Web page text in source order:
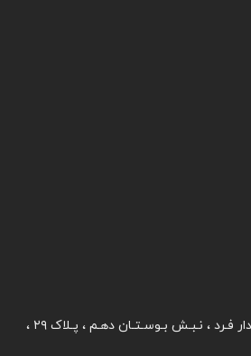
پاســداران ، خـیـابـان پـایـدار فـرد ، نـبـش بـوسـتـان دهـم ، پـلاک ۲۹ ،